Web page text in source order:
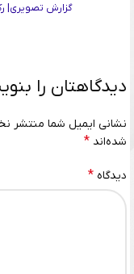
گزارش تصویری|
دیدگاهتان را
نشانی ایمیل شما منتشر
شده‌اند *
دیدگاه *